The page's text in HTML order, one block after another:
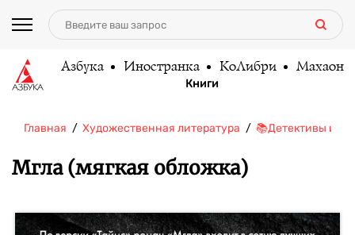
Азбука Иностранка КоЛибри Махаон
Книги
Главная Художественная литература 📚Детективы и
Мгла (мягкая обложка)